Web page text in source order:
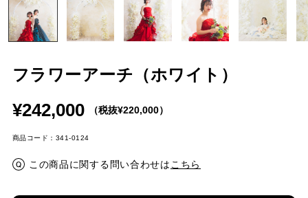
フラワーアーチ（ホワイト）
¥242,000 （税抜¥220,000）
商品コード：341-0124
この商品に関する問い合わせは こちら